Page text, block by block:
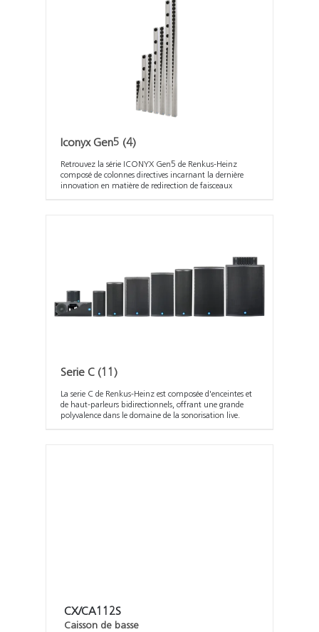
Iconyx Gen5 (4)
Retrouvez la série ICONYX Gen5 de Renkus-Heinz
composé de colonnes directives incarnant la dernière
innovation en matière de redirection de faisceaux
Serie C (11)
La serie C de Renkus-Heinz est composée d'enceintes et
de haut-parleurs bidirectionnels, offrant une grande
polyvalence dans le domaine de la sonorisation live.
CX/CA112S
Caisson de basse